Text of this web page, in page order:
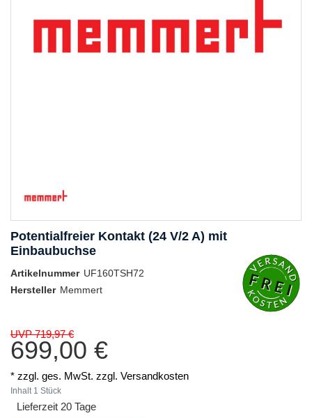
Potentialfreier Kontakt (24 V/2 A) mit
Einbaubuchse
Artikelnummer UF160TSH72
Hersteller Memmert
UVP 719,97 €
699,00 €
* zzgl. ges. MwSt. zzgl. Versandkosten
Inhalt 1 Stück
Lieferzeit 20 Tage